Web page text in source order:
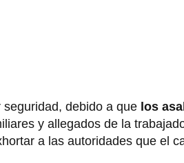
debido a que los
y allegados de la
a las autoridades que el